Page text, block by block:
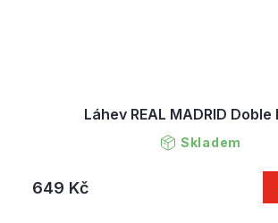
Láhev REAL MADRID Doble
Skladem
649 Kč